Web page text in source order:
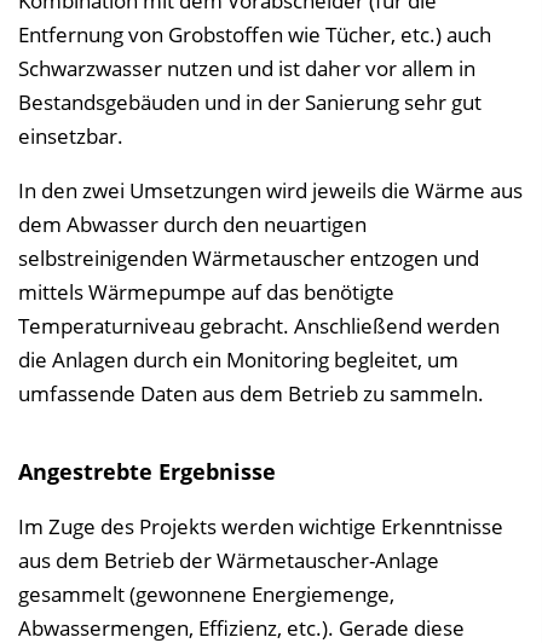
Entfernung von Grobstoffen wie Tücher, etc.) auch
Schwarzwasser nutzen und ist daher vor allem in
Bestandsgebäuden und in der Sanierung sehr gut
einsetzbar.
In den zwei Umsetzungen wird jeweils die Wärme aus
dem Abwasser durch den neuartigen
selbstreinigenden Wärmetauscher entzogen und
mittels Wärmepumpe auf das benötigte
Temperaturniveau gebracht. Anschließend werden
die Anlagen durch ein Monitoring begleitet, um
umfassende Daten aus dem Betrieb zu sammeln.
Angestrebte Ergebnisse
Im Zuge des Projekts werden wichtige Erkenntnisse
aus dem Betrieb der Wärmetauscher-Anlage
gesammelt (gewonnene Energiemenge,
Abwassermengen, Effizienz, etc.). Gerade diese